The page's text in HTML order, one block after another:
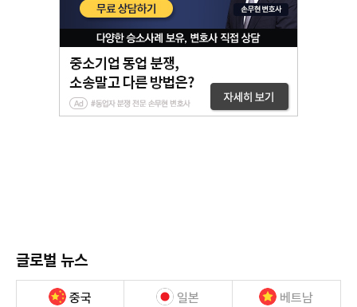
글로벌 뉴스
중국 일본 베트남